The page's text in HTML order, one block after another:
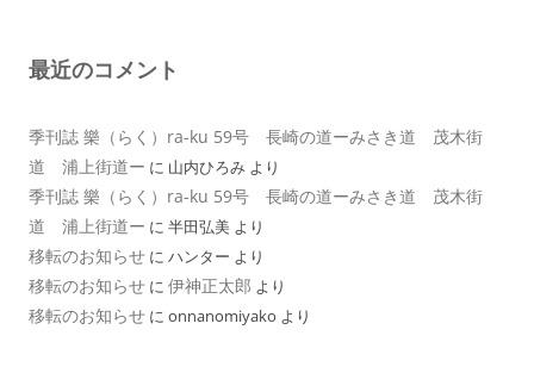
最近のコメント
季刊誌 樂（らく）ra-ku 59号 長崎の道ーみさき道 茂木街
道 浦上街道ー に 山内ひろみ より
季刊誌 樂（らく）ra-ku 59号 長崎の道ーみさき道 茂木街
道 浦上街道ー に 半田弘美 より
移転のお知らせ に ハンター より
移転のお知らせ に 伊神正太郎 より
移転のお知らせ に onnanomiyako より